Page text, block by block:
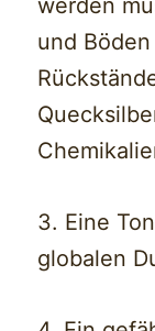
und
3. Eine
globalen